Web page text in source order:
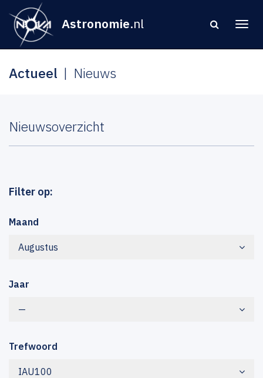
Astronomie.nl
Actueel Nieuws
Nieuwsoverzicht
Filter op:
Maand
Augustus
Jaar
—
Trefwoord
IAU100